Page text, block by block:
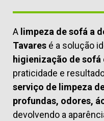
A limpeza de sofá a
Tavares é a solução
higienização de
praticidade e
serviço de limpeza
profundas, odores,
devolvendo a